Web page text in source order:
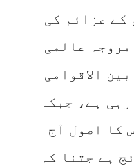
عزائم کی
عالمی
الاقوامی
ہے، جبکہ
کا اصول آج
ہے جتنا کہ